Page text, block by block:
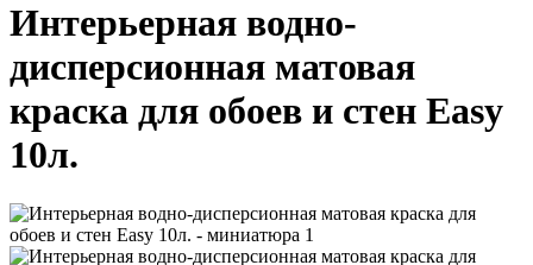
Интерьерная водно-
дисперсионная матовая
краска для обоев и стен Easy
10л.